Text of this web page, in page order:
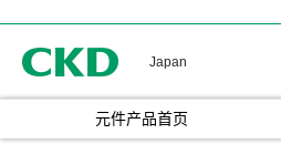
Japan
元件产品首页